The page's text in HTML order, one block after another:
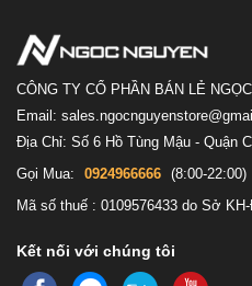
CÔNG TY CỔ PHẦN BÁN LẺ
Email:
Địa Chỉ: Số 6 Hồ Tùng Mậu - Quận
Gọi Mua:
0924966666 (8:00-22:00)
Mã số thuế : 0109576433 do Sở
Kết nối với chúng tôi